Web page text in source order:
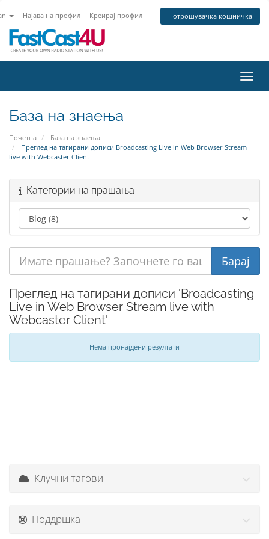
Најава на профил Креирај профил Потрошувачка кошничка
База на знаења
Почетна
База на знаења
Преглед на тагирани дописи Broadcasting Live in Web Browser Stream
live with Webcaster Client
Категории на прашања
Преглед на тагирани дописи 'Broadcasting
Live in Web Browser Stream live with
Webcaster Client'
Нема пронајдени резултати
Клучни тагови
Поддршка